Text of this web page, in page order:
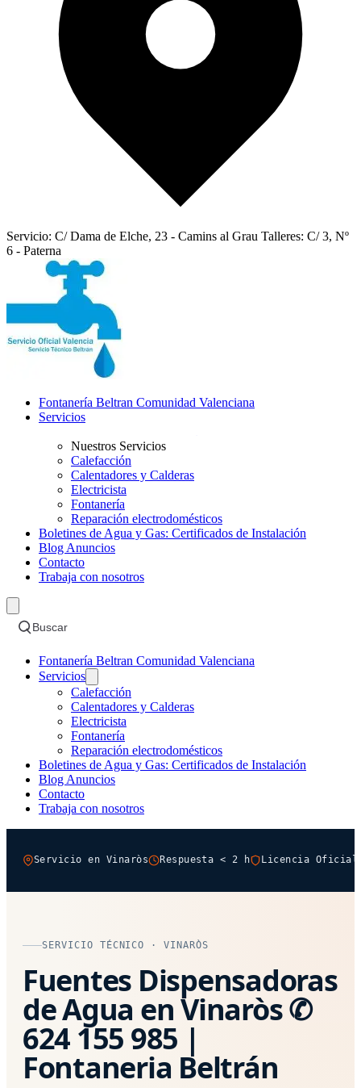
Servicio: C/ Dama de Elche, 23 - Camins al Grau Talleres: C/ 3, Nº
6 - Paterna
Fontanería Beltran Comunidad Valenciana
Servicios
Nuestros Servicios
Calefacción
Calentadores y Calderas
Electricista
Fontanería
Reparación electrodomésticos
Boletines de Agua y Gas: Certificados de Instalación
Blog Anuncios
Contacto
Trabaja con nosotros
Buscar
Fontanería Beltran Comunidad Valenciana
Servicios
Calefacción
Calentadores y Calderas
Electricista
Fontanería
Reparación electrodomésticos
Boletines de Agua y Gas: Certificados de Instalación
Blog Anuncios
Contacto
Trabaja con nosotros
Servicio en Vinaròs Respuesta < 2 h Licencia Oficial
SERVICIO TÉCNICO · VINARÒS
Fuentes Dispensadoras
de Agua en Vinaròs ✆
624 155 985 |
Fontaneria Beltrán